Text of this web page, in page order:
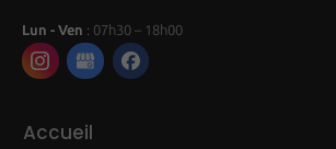
Lun - Ven : 07h30 – 18h00
Accueil